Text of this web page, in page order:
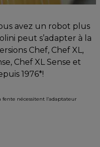
avez un robot plus
peut s’adapter à la
Chef, Chef XL,
Chef XL Sense et
1976*!
fente nécessitent l’adaptateur